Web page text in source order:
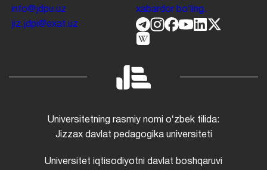
info@jdpu.uz
jiz.jdpi@exat.uz
xabardor boʻling.
Universitetning rasmiy nomi oʻzbek tilida:
Jizzax davlat pedagogika universiteti
Universitet iqtisodiyotni davlat boshqaruvi